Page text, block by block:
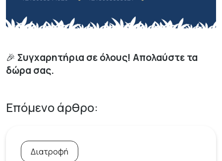
🎉 Συγχαρητήρια σε όλους! Απολαύστε τα
δώρα σας.
Επόμενο άρθρο:
Διατροφή